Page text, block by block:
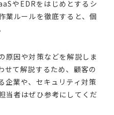
やEDRをはじめとするシ
業ルールを徹底すると、個
原因や対策などを解説しま
せて解説するため、顧客の
企業や、セキュリティ対策
当者はぜひ参考にしてくだ